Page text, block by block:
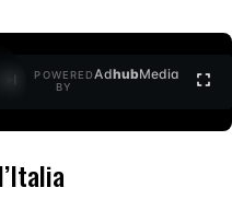
POWERED
BY
AdhubMedia